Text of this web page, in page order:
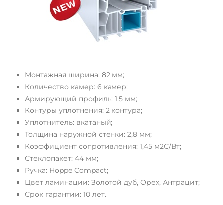
Монтажная ширина: 82 мм;
Количество камер: 6 камер;
Армирующий профиль: 1,5 мм;
Контуры уплотнения: 2 контура;
Уплотнитель: вкатаный;
Толщина наружной стенки: 2,8 мм;
Коэффициент сопротивления: 1,45 м2С/Вт;
Стеклопакет: 44 мм;
Ручка: Hoppe Compact;
Цвет ламинации: Золотой дуб, Орех, Антрацит;
Срок гарантии: 10 лет.